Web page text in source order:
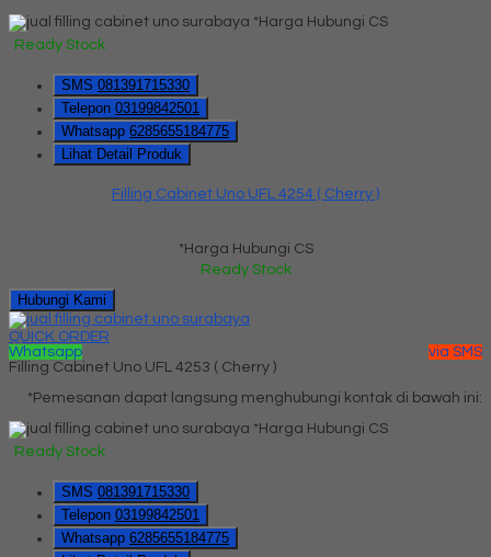
*Harga Hubungi CS
Ready Stock
SMS 081391715330
Telepon 03199842501
Whatsapp 6285655184775
Lihat Detail Produk
Filling Cabinet Uno UFL 4254 ( Cherry )
*Harga Hubungi CS
Ready Stock
Hubungi Kami
QUICK ORDER
Whatsapp
via SMS
Filling Cabinet Uno UFL 4253 ( Cherry )
*Pemesanan dapat langsung menghubungi kontak di bawah ini:
*Harga Hubungi CS
Ready Stock
SMS 081391715330
Telepon 03199842501
Whatsapp 6285655184775